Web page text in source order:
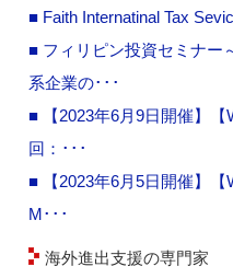
■ Faith Internatinal Tax
■ フィリピン投資セミナー
系企業の･･･
■ 【2023年6月9日開催】
回：･･･
■ 【2023年6月5日開催】
M･･･
海外進出支援の専門家